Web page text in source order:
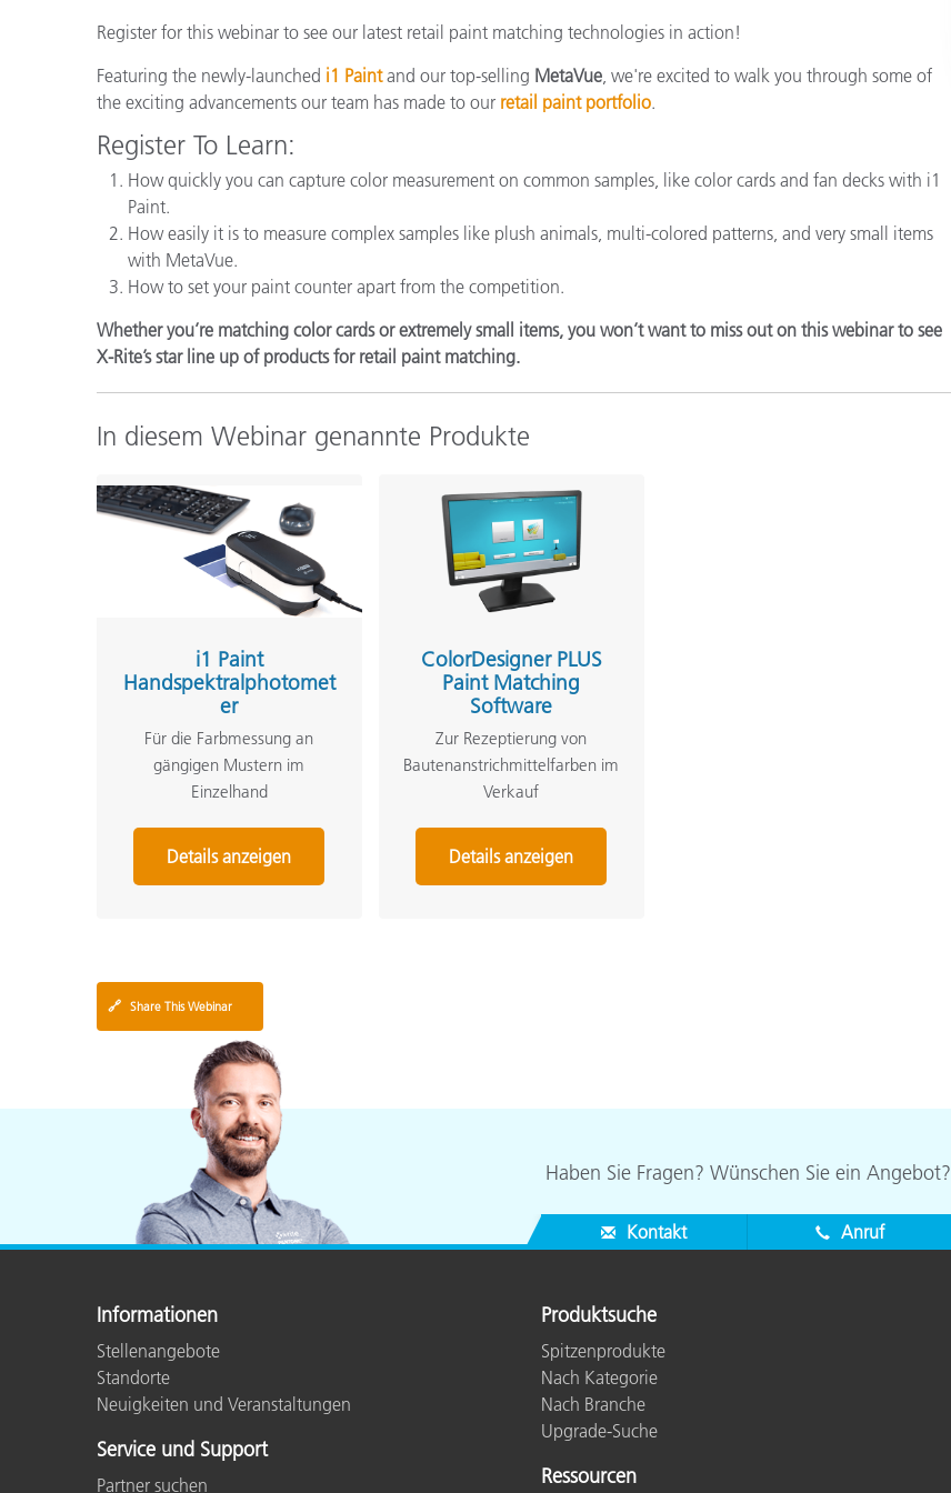
Baumaterialien
Register for this webinar to see our latest retail paint matching technologies in action!
Featuring the newly-launched i1 Paintand our top-selling MetaVue , we're excited to walk you through some of
the exciting advancements our team has made to our retail paint portfolio.
Register To Learn:
How quickly you can capture color measurement on common samples, like color cards and fan decks with i1
Paint.
How easily it is to measure complex samples like plush animals, multi-colored patterns, and very small items
with MetaVue.
How to set your paint counter apart from the competition.
Whether you’re matching color cards or extremely small items, you won’t want to miss out on this webinar to see
X-Rite’s star line up of products for retail paint matching.
In diesem Webinar genannte Produkte
i1 Paint
Handspektralphotomet
er
Für die Farbmessung an
gängigen Mustern im
Einzelhand
Details anzeigen
ColorDesigner PLUS
Paint Matching
Software
Zur Rezeptierung von
Bautenanstrichmittelfarben im
Verkauf
Details anzeigen
🔗 Share This Webinar
Haben Sie Fragen? Wünschen Sie ein Angebot?
Kontakt Anruf
Informationen
Stellenangebote
Standorte
Neuigkeiten und Veranstaltungen
Service und Support
Partner suchen
Produktsuche
Spitzenprodukte
Nach Kategorie
Nach Branche
Upgrade-Suche
Ressourcen